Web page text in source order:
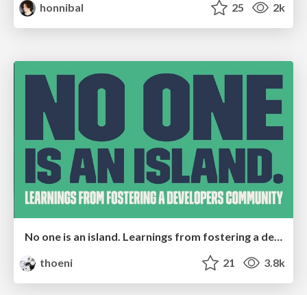
honnibal
25 2k
No one is an island. Learnings from fostering a developers community.
thoeni
21 3.8k